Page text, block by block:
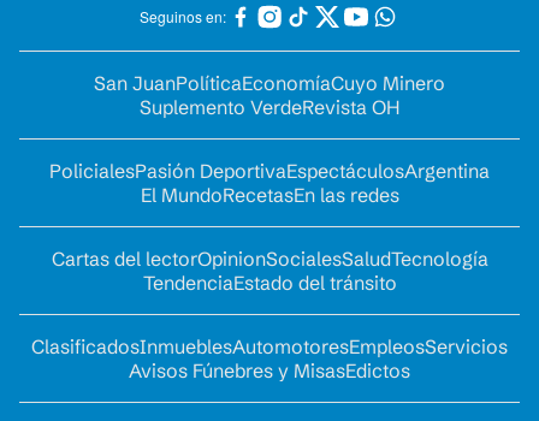
Seguinos en:
San JuanPolíticaEconomíaCuyo Minero
Suplemento VerdeRevista OH
PolicialesPasión DeportivaEspectáculosArgentina
El MundoRecetasEn las redes
Cartas del lectorOpinionSocialesSaludTecnología
TendenciaEstado del tránsito
ClasificadosInmueblesAutomotoresEmpleosServicios
Avisos Fúnebres y MisasEdictos